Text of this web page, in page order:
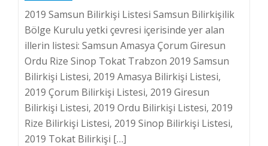
2019 Samsun Bilirkişi Listesi Samsun Bilirkişilik
Bölge Kurulu yetki çevresi içerisinde yer alan
illerin listesi: Samsun Amasya Çorum Giresun
Ordu Rize Sinop Tokat Trabzon 2019 Samsun
Bilirkişi Listesi, 2019 Amasya Bilirkişi Listesi,
2019 Çorum Bilirkişi Listesi, 2019 Giresun
Bilirkişi Listesi, 2019 Ordu Bilirkişi Listesi, 2019
Rize Bilirkişi Listesi, 2019 Sinop Bilirkişi Listesi,
2019 Tokat Bilirkişi […]